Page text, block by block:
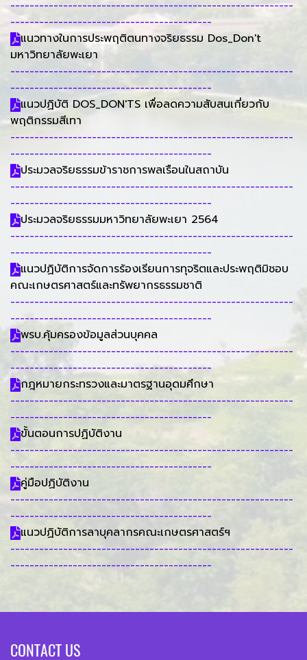
-----------------------------------------------------------
------------------------------------------
แนวทางในการประพฤติตนทางจริยธรรม Dos_Don't
มหาวิทยาลัยพะเยา
-----------------------------------------------------------
------------------------------------------
แนวปฏิบัติ DOS_DON'TS เพื่อลดความสับสนเกี่ยวกับ
พฤติกรรมสีเทา
-----------------------------------------------------------
------------------------------------------
ประมวลจริยธรรมข้าราชการพลเรือนในสถาบัน
-----------------------------------------------------------
------------------------------------------
ประมวลจริยธรรมมหาวิทยาลัยพะเยา 2564
-----------------------------------------------------------
------------------------------------------
แนวปฏิบัติการจัดการร้องเรียนการทุจริตและประพฤติมิชอบ
คณะเกษตรศาสตร์และทรัพยากรธรรมชาติ
-----------------------------------------------------------
------------------------------------------
พรบ.คุ้มครองข้อมูลส่วนบุคคล
-----------------------------------------------------------
------------------------------------------
กฎหมายกระทรวงและมาตรฐานอุดมศึกษา
-----------------------------------------------------------
------------------------------------------
ขั้นตอนการปฏิบัติงาน
-----------------------------------------------------------
------------------------------------------
คู่มือปฏิบัติงาน
-----------------------------------------------------------
------------------------------------------
แนวปฏิบัติการลาบุคลากรคณะเกษตรศาสตร์ฯ
-----------------------------------------------------------
------------------------------------------
CONTACT US